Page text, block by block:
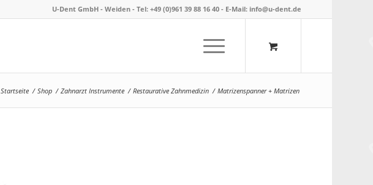
U-Dent GmbH - Weiden - Tel: +49 (0)961 39 88 16 40- E-Mail: info@u-dent.de
Startseite / Shop / Zahnarzt Instrumente / Restaurative Zahnmedizin / Matrizenspanner + Matrizen